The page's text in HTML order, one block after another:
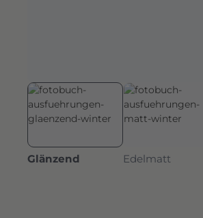
Glänzend Edelmatt